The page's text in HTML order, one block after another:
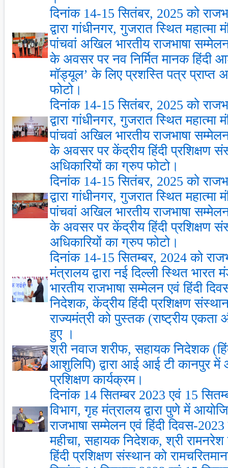
दिनांक 14-15 सितंबर, 2025 को
द्वारा गांधीनगर, गुजरात स्थित
पांचवां अखिल भारतीय राजभाषा
के अवसर पर नव निर्मित मानक हिंदी
मॉड्यूल’ के लिए प्रशस्ति पत्र प्राप्त
फोटो।
दिनांक 14-15 सितंबर, 2025 को
द्वारा गांधीनगर, गुजरात स्थित
पांचवां अखिल भारतीय राजभाषा
के अवसर पर केंद्रीय हिंदी प्रशिक्षण
अधिकारियों का ग्रुप फोटो।
दिनांक 14-15 सितंबर, 2025 को
द्वारा गांधीनगर, गुजरात स्थित
पांचवां अखिल भारतीय राजभाषा
के अवसर पर केंद्रीय हिंदी प्रशिक्षण
अधिकारियों का ग्रुप फोटो।
दिनांक 14-15 सितम्बर, 2024 को
मंत्रालय द्वारा नई दिल्ली स्थित
भारतीय राजभाषा सम्मेलन एवं हिंदी
निदेशक, केंद्रीय हिंदी प्रशिक्षण
राज्यमंत्री को पुस्तक (राष्ट्रीय एकता
हुए ।
श्री नवाज शरीफ, सहायक निदेशक
आशुलिपि) द्वारा आई आई टी कानपुर में
प्रशिक्षण कार्यक्रम।
दिनांक 14 सितम्बर 2023 एवं 15
विभाग, गृह मंत्रालय द्वारा पुणे में
राजभाषा सम्मेलन एवं हिंदी दिवस-
महीचा, सहायक निदेशक, श्री रामनरेश
हिंदी प्रशिक्षण संस्थान को